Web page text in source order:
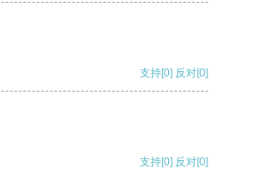
支持[0] 反对[0]
支持[0] 反对[0]